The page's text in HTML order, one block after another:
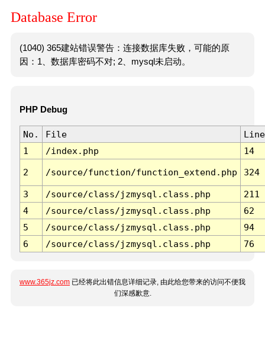
Database Error
(1040) 365建站错误警告：连接数据库失败，可能的原
因：1、数据库密码不对; 2、mysql未启动。
PHP Debug
No. File
Line
1
/index.php 14
2 /source/function/function_extend.php 324
3 /source/class/jzmysql.class.php
211
4
/source/class/jzmysql.class.php
62
5
/source/class/jzmysql.class.php
94
6
/source/class/jzmysql.class.php 76
www.365jz.com 已经将此出错信息详细记录, 由此给您带来的访问不便我
们深感歉意.